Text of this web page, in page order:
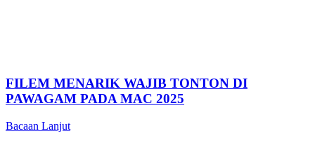
FILEM MENARIK WAJIB TONTON DI
PAWAGAM PADA MAC 2025
Bacaan Lanjut